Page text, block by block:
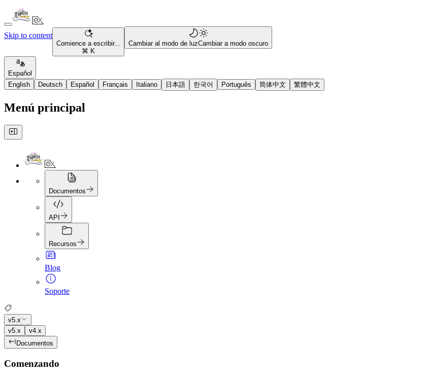
Skip to content
Comience a escribir...
⌘ K
Cambiar al modo de luzCambiar a modo oscuro
Español
English
Deutsch Español Français Italiano 日本語 한국어 Português 简体中文 繁體中文
Menú principal
Documentos
API
Recursos
Blog
Soporte
v5.x
v5.x
v4.x
Documentos
Comenzando